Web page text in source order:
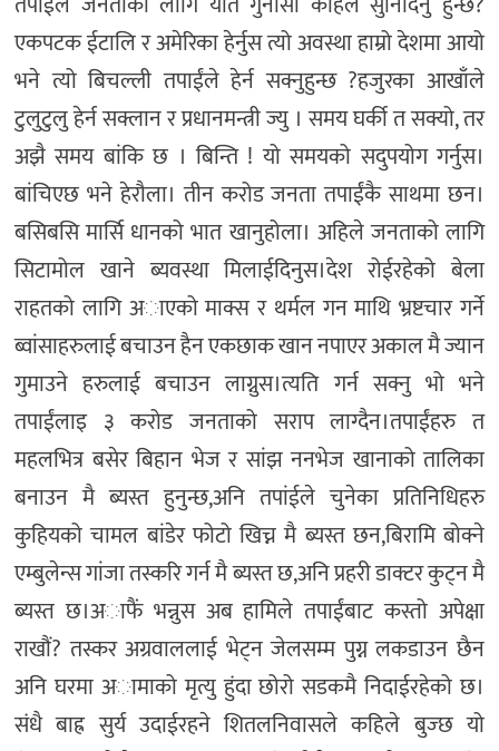
एकपटक ईटालि र अमेरिका हेर्नुस त्यो अवस्था हाम्रो देशमा आयो
भने त्यो बिचल्ली तपाईंले हेर्न सक्नुहुन्छ ?हजुरका आखाँले
टुलुटुलु हेर्न सक्लान र प्रधानमन्त्री ज्यु । समय घर्की त सक्यो, तर
अझै समय बांकि छ । बिन्ति ! यो समयको सदुपयोग गर्नुस।
बांचिएछ भने हेरौला। तीन करोड जनता तपाईंकै साथमा छन।
बसिबसि मार्सि धानको भात खानुहोला। अहिले जनताको लागि
सिटामोल खाने ब्यवस्था मिलाईदिनुस।देश रोईरहेको बेला
राहतको लागि अाएको माक्स र थर्मल गन माथि भ्रष्टचार गर्ने
ब्वांसाहरुलाई बचाउन हैन एकछाक खान नपाएर अकाल मै ज्यान
गुमाउने हरुलाई बचाउन लाग्नुस।त्यति गर्न सक्नु भो भने
तपाईंलाइ ३ करोड जनताको सराप लाग्दैन।तपाईंहरु त
महलभित्र बसेर बिहान भेज र सांझ ननभेज खानाको तालिका
बनाउन मै ब्यस्त हुनुन्छ,अनि तपांईले चुनेका प्रतिनिधिहरु
कुहियको चामल बांडेर फोटो खिच्न मै ब्यस्त छन,बिरामि बोक्ने
एम्बुलेन्स गांजा तस्करि गर्न मै ब्यस्त छ,अनि प्रहरी डाक्टर कुट्न मै
ब्यस्त छ।अाफैं भन्नुस अब हामिले तपाईंबाट कस्तो अपेक्षा
राखौं? तस्कर अग्रवाललाई भेट्न जेलसम्म पुग्न लकडाउन छैन
अनि घरमा अामाको मृत्यु हुंदा छोरो सडकमै निदाईरहेको छ।
संधै बाह्र सुर्य उदाईरहने शितलनिवासले कहिले बुज्छ यो